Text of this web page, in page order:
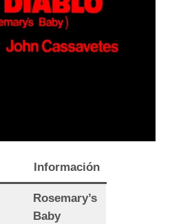
Información
Rosemary’s
Baby